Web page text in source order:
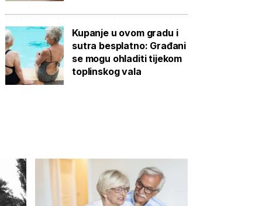
Kupanje u ovom gradu i
sutra besplatno: Građani
se mogu ohladiti tijekom
toplinskog vala